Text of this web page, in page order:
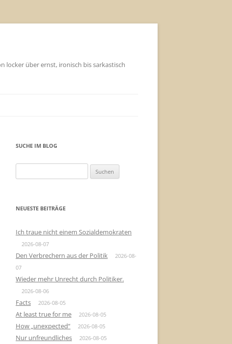
locker über ernst, ironisch bis sarkastisch
SUCHE IM BLOG
nach:
NEUESTE BEITRÄGE
Ich traue nicht einem Sozialdemokraten
2026-08-07
Den Verbrechern aus der Politik
2026-08-
07
Wieder mehr Unrecht durch Politiker.
2026-08-06
Facts 2026-08-05
At least true for me 2026-08-05
How „unexpected“ 2026-08-05
Nur unfreundliches 2026-08-05